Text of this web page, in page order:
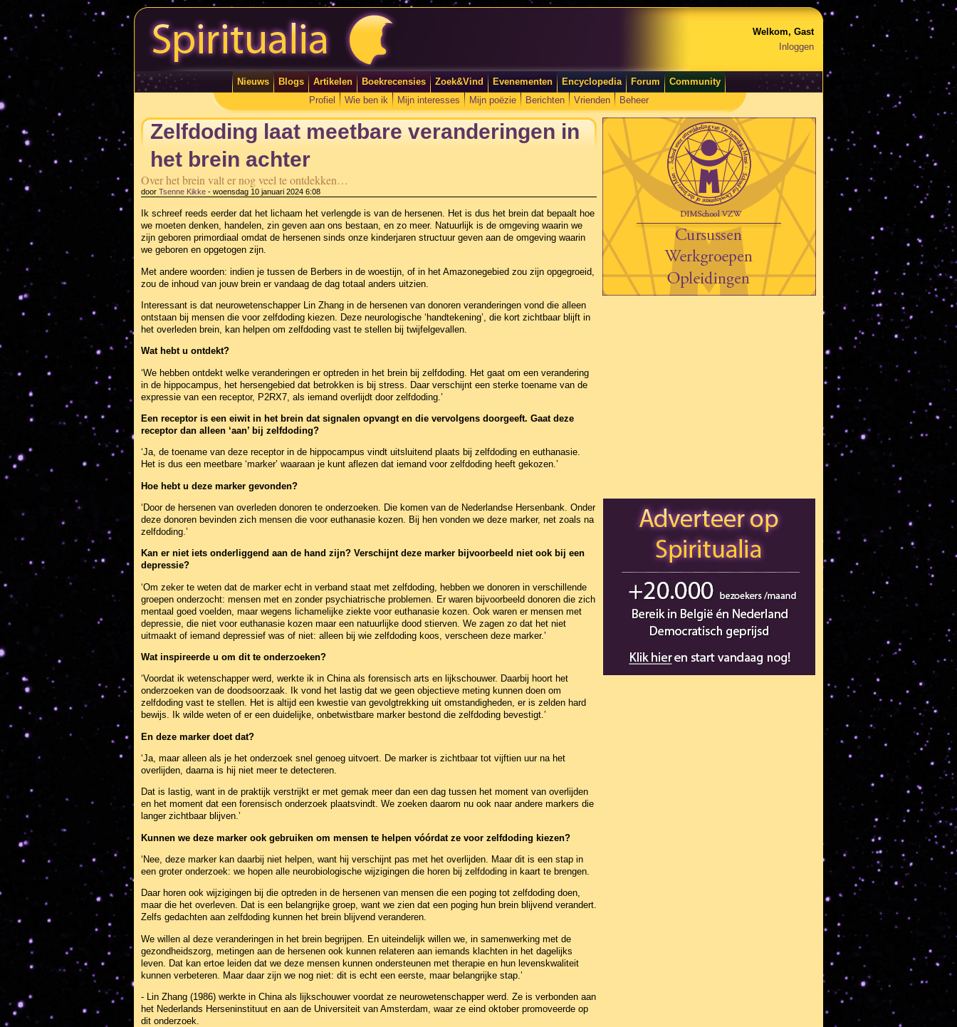
Welkom, Gast
Inloggen
Nieuws Blogs Artikelen Boekrecensies Zoek&Vind Evenementen Encyclopedia Forum
Community
Profiel
Wie ben ik Mijn interesses Mijn poëzie Berichten Vrienden Beheer
Zelfdoding laat meetbare veranderingen in
het brein achter
Over het brein valt er nog veel te ontdekken…
door Tsenne Kikke - woensdag 10 januari 2024 6:08
Ik schreef reeds eerder dat het lichaam het verlengde is van de hersenen. Het is dus het brein dat bepaalt hoe
we moeten denken, handelen, zin geven aan ons bestaan, en zo meer. Natuurlijk is de omgeving waarin we
zijn geboren primordiaal omdat de hersenen sinds onze kinderjaren structuur geven aan de omgeving waarin
we geboren en opgetogen zijn.
Met andere woorden: indien je tussen de Berbers in de woestijn, of in het Amazonegebied zou zijn opgegroeid,
zou de inhoud van jouw brein er vandaag de dag totaal anders uitzien.
Interessant is dat neurowetenschapper Lin Zhang in de hersenen van donoren veranderingen vond die alleen
ontstaan bij mensen die voor zelfdoding kiezen. Deze neurologische ‘handtekening’, die kort zichtbaar blijft in
het overleden brein, kan helpen om zelfdoding vast te stellen bij twijfelgevallen.
Wat hebt u ontdekt?
‘We hebben ontdekt welke veranderingen er optreden in het brein bij zelfdoding. Het gaat om een verandering
in de hippocampus, het hersengebied dat betrokken is bij stress. Daar verschijnt een sterke toename van de
expressie van een receptor, P2RX7, als iemand overlijdt door zelfdoding.’
Een receptor is een eiwit in het brein dat signalen opvangt en die vervolgens doorgeeft. Gaat deze
receptor dan alleen ‘aan’ bij zelfdoding?
‘Ja, de toename van deze receptor in de hippocampus vindt uitsluitend plaats bij zelfdoding en euthanasie.
Het is dus een meetbare ‘marker’ waaraan je kunt aflezen dat iemand voor zelfdoding heeft gekozen.’
Hoe hebt u deze marker gevonden?
‘Door de hersenen van overleden donoren te onderzoeken. Die komen van de Nederlandse Hersenbank. Onder
deze donoren bevinden zich mensen die voor euthanasie kozen. Bij hen vonden we deze marker, net zoals na
zelfdoding.’
Kan er niet iets onderliggend aan de hand zijn? Verschijnt deze marker bijvoorbeeld niet ook bij een
depressie?
‘Om zeker te weten dat de marker echt in verband staat met zelfdoding, hebben we donoren in verschillende
groepen onderzocht: mensen met en zonder psychiatrische problemen. Er waren bijvoorbeeld donoren die zich
mentaal goed voelden, maar wegens lichamelijke ziekte voor euthanasie kozen. Ook waren er mensen met
depressie, die niet voor euthanasie kozen maar een natuurlijke dood stierven. We zagen zo dat het niet
uitmaakt of iemand depressief was of niet: alleen bij wie zelfdoding koos, verscheen deze marker.’
Wat inspireerde u om dit te onderzoeken?
‘Voordat ik wetenschapper werd, werkte ik in China als forensisch arts en lijkschouwer. Daarbij hoort het
onderzoeken van de doodsoorzaak. Ik vond het lastig dat we geen objectieve meting kunnen doen om
zelfdoding vast te stellen. Het is altijd een kwestie van gevolgtrekking uit omstandigheden, er is zelden hard
bewijs. Ik wilde weten of er een duidelijke, onbetwistbare marker bestond die zelfdoding bevestigt.’
En deze marker doet dat?
‘Ja, maar alleen als je het onderzoek snel genoeg uitvoert. De marker is zichtbaar tot vijftien uur na het
overlijden, daarna is hij niet meer te detecteren.
Dat is lastig, want in de praktijk verstrijkt er met gemak meer dan een dag tussen het moment van overlijden
en het moment dat een forensisch onderzoek plaatsvindt. We zoeken daarom nu ook naar andere markers die
langer zichtbaar blijven.’
Kunnen we deze marker ook gebruiken om mensen te helpen vóórdat ze voor zelfdoding kiezen?
‘Nee, deze marker kan daarbij niet helpen, want hij verschijnt pas met het overlijden. Maar dit is een stap in
een groter onderzoek: we hopen alle neurobiologische wijzigingen die horen bij zelfdoding in kaart te brengen.
Daar horen ook wijzigingen bij die optreden in de hersenen van mensen die een poging tot zelfdoding doen,
maar die het overleven. Dat is een belangrijke groep, want we zien dat een poging hun brein blijvend verandert.
Zelfs gedachten aan zelfdoding kunnen het brein blijvend veranderen.
We willen al deze veranderingen in het brein begrijpen. En uiteindelijk willen we, in samenwerking met de
gezondheidszorg, metingen aan de hersenen ook kunnen relateren aan iemands klachten in het dagelijks
leven. Dat kan ertoe leiden dat we deze mensen kunnen ondersteunen met therapie en hun levenskwaliteit
kunnen verbeteren. Maar daar zijn we nog niet: dit is echt een eerste, maar belangrijke stap.’
- Lin Zhang (1986) werkte in China als lijkschouwer voordat ze neurowetenschapper werd. Ze is verbonden aan
het Nederlands Herseninstituut en aan de Universiteit van Amsterdam, waar ze eind oktober promoveerde op
dit onderzoek.